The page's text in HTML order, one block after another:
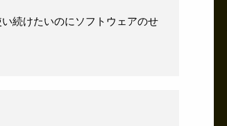
続けたいのにソフトウェアのせ